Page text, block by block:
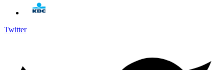
Twitter